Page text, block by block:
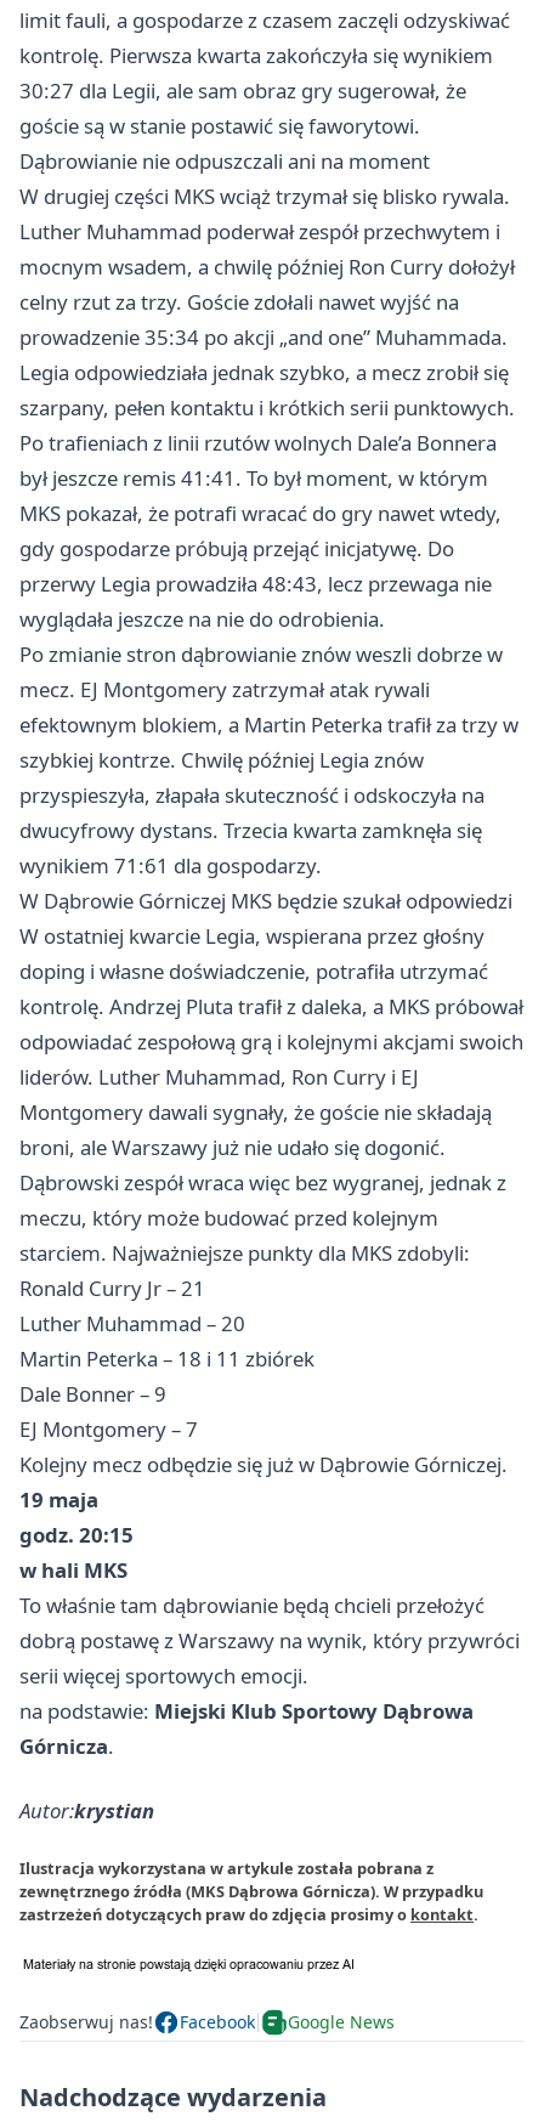
limit fauli, a gospodarze z czasem zaczęli odzyskiwać
kontrolę. Pierwsza kwarta zakończyła się wynikiem
30:27 dla Legii, ale sam obraz gry sugerował, że
goście są w stanie postawić się faworytowi.
Dąbrowianie nie odpuszczali ani na moment
W drugiej części MKS wciąż trzymał się blisko rywala.
Luther Muhammad poderwał zespół przechwytem i
mocnym wsadem, a chwilę później Ron Curry dołożył
celny rzut za trzy. Goście zdołali nawet wyjść na
prowadzenie 35:34 po akcji „and one” Muhammada.
Legia odpowiedziała jednak szybko, a mecz zrobił się
szarpany, pełen kontaktu i krótkich serii punktowych.
Po trafieniach z linii rzutów wolnych Dale’a Bonnera
był jeszcze remis 41:41. To był moment, w którym
MKS pokazał, że potrafi wracać do gry nawet wtedy,
gdy gospodarze próbują przejąć inicjatywę. Do
przerwy Legia prowadziła 48:43, lecz przewaga nie
wyglądała jeszcze na nie do odrobienia.
Po zmianie stron dąbrowianie znów weszli dobrze w
mecz. EJ Montgomery zatrzymał atak rywali
efektownym blokiem, a Martin Peterka trafił za trzy w
szybkiej kontrze. Chwilę później Legia znów
przyspieszyła, złapała skuteczność i odskoczyła na
dwucyfrowy dystans. Trzecia kwarta zamknęła się
wynikiem 71:61 dla gospodarzy.
W Dąbrowie Górniczej MKS będzie szukał odpowiedzi
W ostatniej kwarcie Legia, wspierana przez głośny
doping i własne doświadczenie, potrafiła utrzymać
kontrolę. Andrzej Pluta trafił z daleka, a MKS próbował
odpowiadać zespołową grą i kolejnymi akcjami swoich
liderów. Luther Muhammad, Ron Curry i EJ
Montgomery dawali sygnały, że goście nie składają
broni, ale Warszawy już nie udało się dogonić.
Dąbrowski zespół wraca więc bez wygranej, jednak z
meczu, który może budować przed kolejnym
starciem. Najważniejsze punkty dla MKS zdobyli:
Ronald Curry Jr – 21
Luther Muhammad – 20
Martin Peterka – 18 i 11 zbiórek
Dale Bonner – 9
EJ Montgomery – 7
Kolejny mecz odbędzie się już w Dąbrowie Górniczej.
19 maja
godz. 20:15
w hali MKS
To właśnie tam dąbrowianie będą chcieli przełożyć
dobrą postawę z Warszawy na wynik, który przywróci
serii więcej sportowych emocji.
na podstawie: Miejski Klub Sportowy Dąbrowa
Górnicza.
Autor:krystian
Ilustracja wykorzystana w artykule została pobrana z
zewnętrznego źródła (MKS Dąbrowa Górnicza). W przypadku
zastrzeżeń dotyczących praw do zdjęcia prosimy o kontakt.
Zaobserwuj nas! Facebook Google News
Nadchodzące wydarzenia